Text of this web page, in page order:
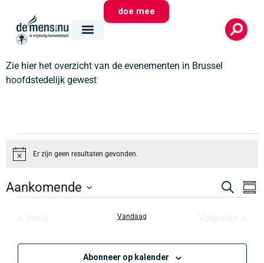
doe mee
Zie hier het overzicht van de evenementen in Brussel
hoofdstedelijk gewest
BerichtEr zijn geen resultaten gevonden.
Zoeken
Zoeken
Aankomende
Selecteer
Vandaag
Abonneer op kalender